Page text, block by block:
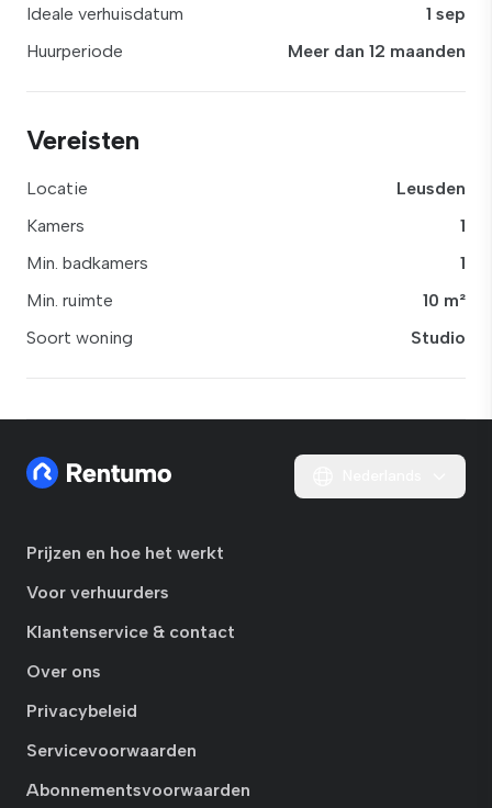
Ideale verhuisdatum
1 sep
Huurperiode
Meer dan 12 maanden
Vereisten
Locatie
Leusden
Kamers
1
Min. badkamers
1
Min. ruimte
10 m²
Soort woning
Studio
Prijzen en hoe het werkt
Voor verhuurders
Klantenservice & contact
Over ons
Privacybeleid
Servicevoorwaarden
Abonnementsvoorwaarden